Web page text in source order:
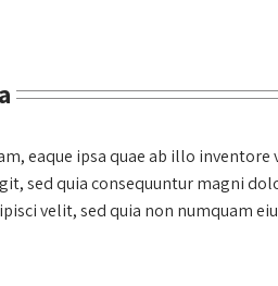
eaque ipsa quae ab illo inventore
sed quia consequuntur magni
velit, sed quia non numquam